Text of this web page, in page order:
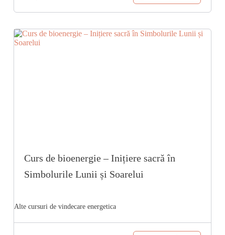
Curs de bioenergie – Inițiere sacră în
Simbolurile Lunii și Soarelui